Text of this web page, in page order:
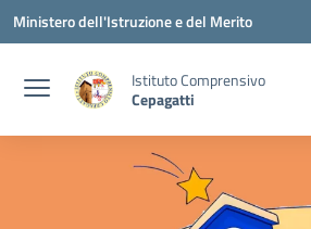
Vai ai contenuti
Vai al menu di navigazione
Vai al footer
Ministero dell'Istruzione e del Merito
Istituto Comprensivo
Cepagatti